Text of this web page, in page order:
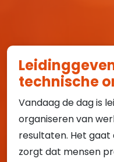
Contact
Afspraak plannen
Contact
technische
Vandaag de dag is
organiseren van
resultaten. Het
zorgt dat mensen